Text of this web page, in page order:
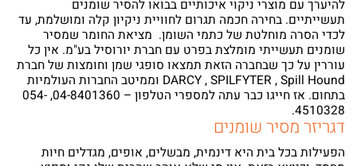
האטימה, ציפויים ואיכות הסביבה
תחזרו אלי בהקדם
להיערך עם מוצרי ניקוי איכותיים בבואו להסיר שומנים
תעשייתיים. בחירה חכמה תגרום לחוויית ניקיון קלה ומושלמת, עד
לכדי הסרה מוחלטת של כתמי השומן. מציאת החומר שמסיר
שומנים תעשייתי מומלצת בפרט עם חברת יורוסיל בע"מ. אין כל
עוררין על כך שבחברה הזאת תמצאו סופגי שמן וחומצות של חברת
DARCY , SPILFYTER , Spill Hound וממיטב החברות העולמיות
בתחום. אז חייגו כבר עתה למספרי הטלפון – 04-8401360, 054-
4510328.
דגריזר מסיר שומנים
הפעילות בכל בית היא דינמית, מבשלים, אופים, מגדלים חיות